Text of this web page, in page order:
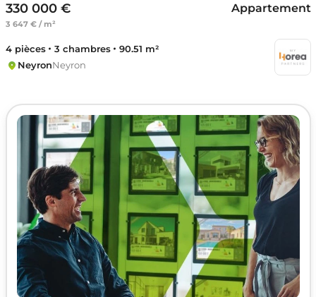
330 000 €
3 647 € / m²
Appartement
4 pièces 3 chambres
90.51 m²
NeyronNeyron